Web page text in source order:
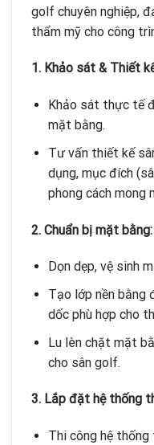
golf chuyên nghiệp,
thẩm mỹ cho công
1. Khảo sát & Thiết
Khảo sát thực tế
mặt bằng.
Tư vấn thiết kế
dụng, mục đích
phong cách mong
2. Chuẩn bị mặt bằng:
Dọn dẹp, vệ sinh
Tạo lớp nền bằng
dốc phù hợp cho
Lu lèn chặt mặt
cho sân golf.
3. Lắp đặt hệ thống
Thi công hệ